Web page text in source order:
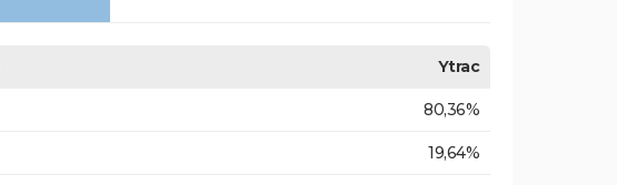
Ytrac
80,36%
19,64%